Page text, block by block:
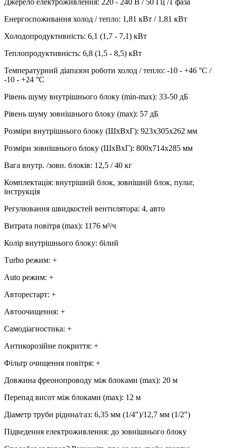
Джерело електроживлення: 220 - 240 В / 50 Гц /1 фаза
Енергоспоживання холод / тепло: 1,81 кВт / 1,81 кВт
Холодопродуктивність: 6,1 (1,7 - 7,1) кВт
Теплопродуктивність: 6,8 (1,5 - 8,5) кВт
Температурний діапазон роботи холод / тепло: -10 - +46 °С /
-10 - +24 °С
Рівень шуму внутрішнього блоку (min-max): 33-50 дБ
Рівень шуму зовнішнього блоку (max): 57 дБ
Розміри внутрішнього блоку (ШхВхГ): 923х305х262 мм
Розміри зовнішнього блоку (ШхВхГ): 800х714х285 мм
Вага внутр. /зовн. блоків: 12,5 / 40 кг
Комплектація: внутрішній блок, зовнішній блок, пульт,
інструкція
Регулювання швидкостей вентилятора: 4, авто
Витрата повітря (max): 1176 м³/ч
Колір внутрішнього блоку: білий
Тurbo режим: +
Аuto режим: +
Авторестарт: +
Автоочищення: +
Самодіагностика: +
Антикорозійне покриття: +
Фільтр очищення повітря: +
Довжина фреонопроводу між блоками (max): 20 м
Перепад висот між блоками (max): 12 м
Діаметр труби рідина/газ: 6,35 мм (1/4")/12,7 мм (1/2")
Підведення електроживлення: до зовнішнього блоку